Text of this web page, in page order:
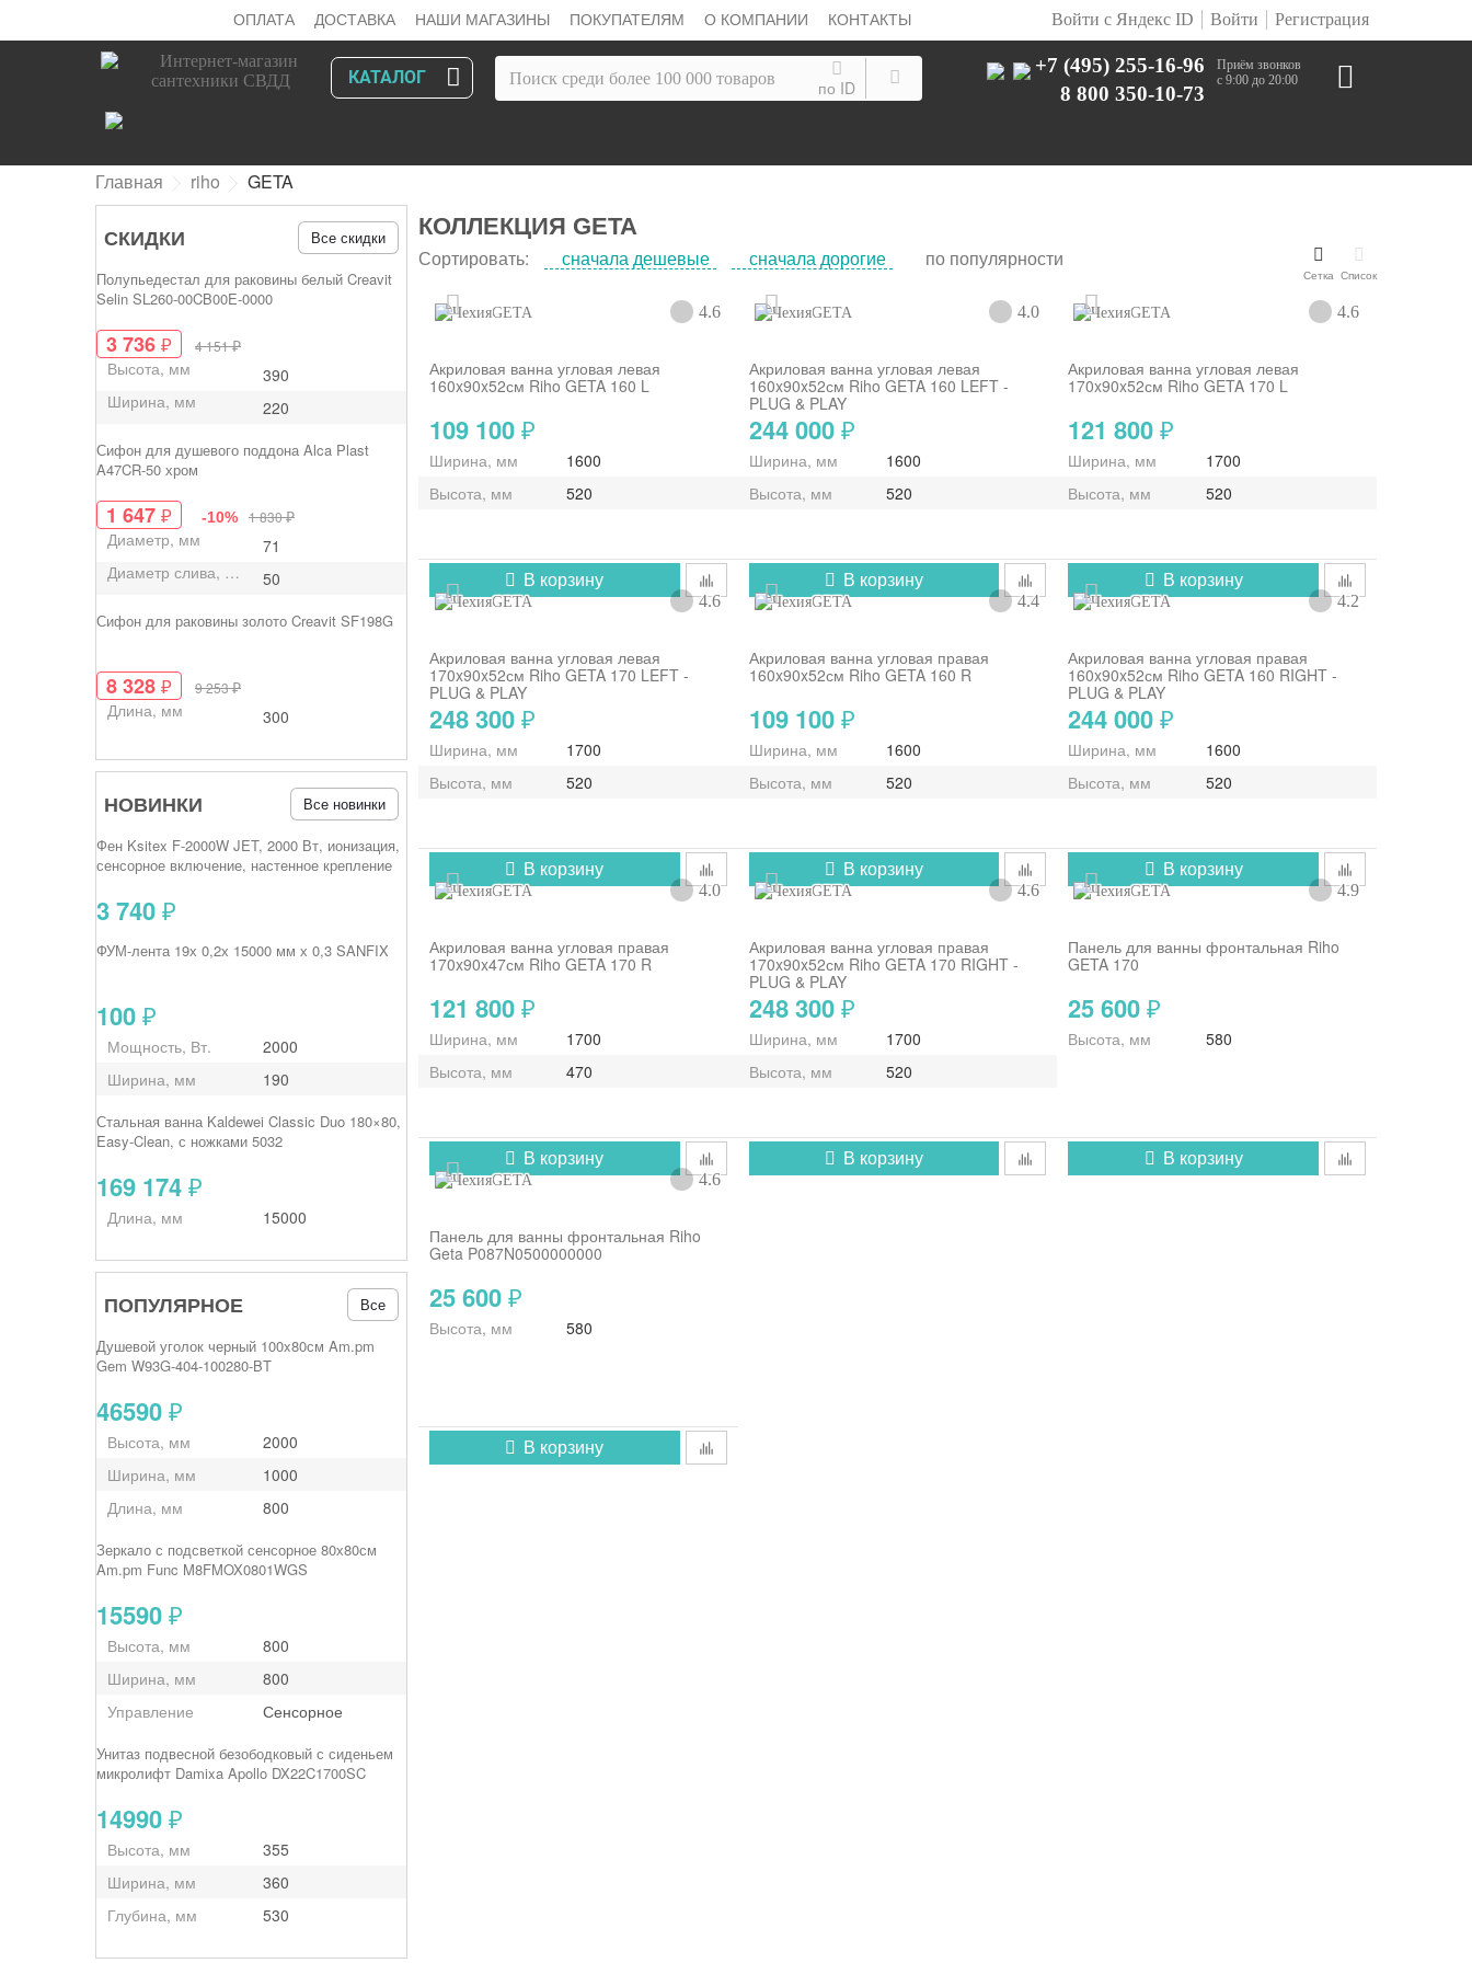
ОПЛАТА ДОСТАВКА НАШИ МАГАЗИНЫ ПОКУПАТЕЛЯМ О КОМПАНИИ КОНТАКТЫ Регистрация
Войти
Войти с Яндекс ID
Приём звонков
с 9:00 до 20:00
+7 (495) 255-16-96
8 800 350-10-73
по ID
КАТАЛОГ
Главная riho GETA
СКИДКИ
Все скидки
Полупьедестал для раковины белый Creavit
Selin SL260-00CB00E-0000
3 736 ₽ 4 151₽
Высота, мм
390
Ширина, мм
220
Сифон для душевого поддона Alca Plast
A47CR-50 хром
1 647 ₽ -10% 1 830₽
Диаметр, мм
71
Диаметр слива, мм
50
Сифон для раковины золото Creavit SF198G
8 328 ₽ 9 253₽
Длина, мм 300
НОВИНКИ
Все новинки
Фен Ksitex F‑2000W JET, 2000 Вт, ионизация,
сенсорное включение, настенное крепление
3 740 ₽
ФУМ-лента 19х 0,2х 15000 мм х 0,3 SANFIX
100 ₽
Мощность, Вт.
2000
Ширина, мм
190
Стальная ванна Kaldewei Classic Duo 180×80,
Easy‑Clean, с ножками 5032
169 174 ₽
Длина, мм 15000
ПОПУЛЯРНОЕ
Все
Душевой уголок черный 100x80см Am.pm
Gem W93G-404-100280-BT
46590 ₽
Высота, мм
2000
Ширина, мм
1000
Длина, мм
800
Зеркало с подсветкой сенсорное 80х80см
Am.pm Func M8FMOX0801WGS
15590 ₽
Высота, мм
800
Ширина, мм
800
Управление
Сенсорное
Унитаз подвесной безободковый с сиденьем
микролифт Damixa Apollo DX22C1700SC
14990 ₽
Высота, мм
355
Ширина, мм
360
Глубина, мм
530
КОЛЛЕКЦИЯ GETA
Сетка Список
Сортировать: сначала дешевые сначала дорогие по популярности
GETA 4.6
Акриловая ванна угловая левая
160x90x52см Riho GETA 160 L
109 100 ₽
Ширина, мм
1600
Высота, мм
520
В корзину
GETA 4.0
Акриловая ванна угловая левая
160x90x52см Riho GETA 160 LEFT -
PLUG & PLAY
244 000 ₽
Ширина, мм
1600
Высота, мм
520
В корзину
GETA 4.6
Акриловая ванна угловая левая
170x90x52см Riho GETA 170 L
121 800₽
Ширина, мм
1700
Высота, мм
520
В корзину
GETA 4.6
Акриловая ванна угловая левая
170x90x52см Riho GETA 170 LEFT -
PLUG & PLAY
248 300 ₽
Ширина, мм
1700
Высота, мм
520
В корзину
GETA 4.4
Акриловая ванна угловая правая
160x90x52см Riho GETA 160 R
109 100 ₽
Ширина, мм
1600
Высота, мм
520
В корзину
GETA 4.2
Акриловая ванна угловая правая
160x90x52см Riho GETA 160 RIGHT -
PLUG & PLAY
244 000₽
Ширина, мм
1600
Высота, мм
520
В корзину
GETA 4.0
Акриловая ванна угловая правая
170x90x47см Riho GETA 170 R
121 800 ₽
Ширина, мм
1700
Высота, мм
470
В корзину
GETA 4.6
Акриловая ванна угловая правая
170x90x52см Riho GETA 170 RIGHT -
PLUG & PLAY
248 300 ₽
Ширина, мм
1700
Высота, мм
520
В корзину
GETA 4.9
Панель для ванны фронтальная Riho
GETA 170
25 600₽
Высота, мм 580
В корзину
GETA 4.6
Панель для ванны фронтальная Riho
Geta P087N0500000000
25 600 ₽
Высота, мм 580
В корзину